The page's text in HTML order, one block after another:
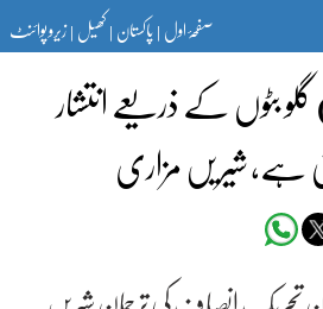
صفحۂ اول|پاکستان|کھیل|زیرو پوائنٹ
کے ذریعے انتشار
ہے، شیریں مزاری